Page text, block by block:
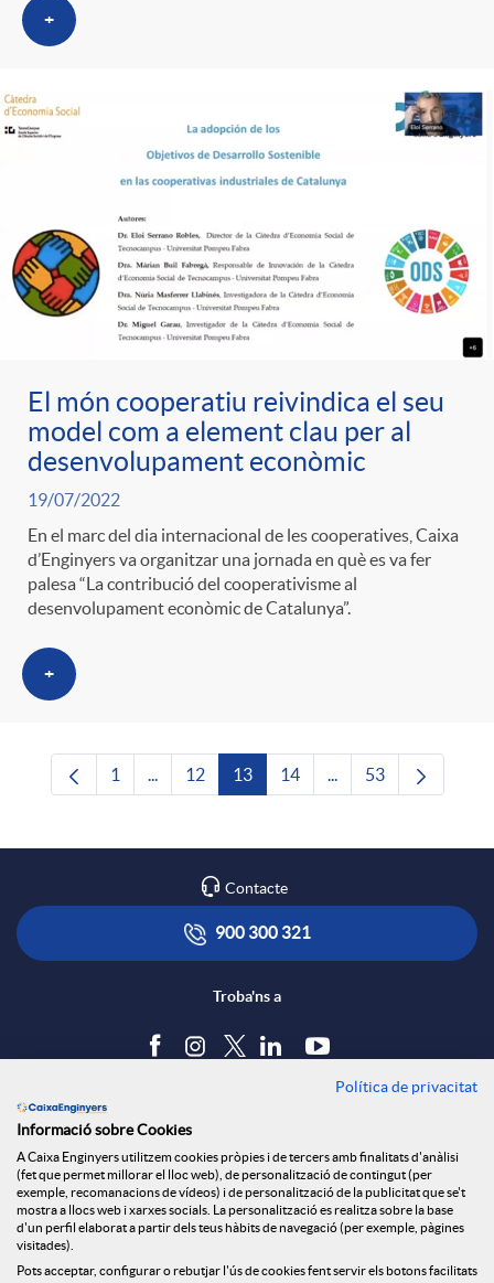
+
El món cooperatiu reivindica el seu
model com a element clau per al
desenvolupament econòmic
19/07/2022
En el marc del dia internacional de les cooperatives, Caixa
d’Enginyers va organitzar una jornada en què es va fer
palesa “La contribució del cooperativisme al
desenvolupament econòmic de Catalunya”.
+
Pàgina
1 ...Pàgines intermèdies Utilitzeu TAB per
Pàgina
12 Pàgina
13 Pàgina
14 ...Pàgines intermèdies
Pàgina
53
Contacte
900 300 321
Troba'ns a
Política de cookies
Avís legal
Seguretat Online
Canal denúncies
Política de privacitat
Informació sobre Cookies
A Caixa Enginyers utilitzem cookies pròpies i de tercers amb finalitats d'anàlisi
(fet que permet millorar el lloc web), de personalització de contingut (per
exemple, recomanacions de vídeos) i de personalització de la publicitat que se't
mostra a llocs web i xarxes socials. La personalització es realitza sobre la base
d'un perfil elaborat a partir dels teus hàbits de navegació (per exemple, pàgines
visitades).
Pots acceptar, configurar o rebutjar l'ús de cookies fent servir els botons facilitats